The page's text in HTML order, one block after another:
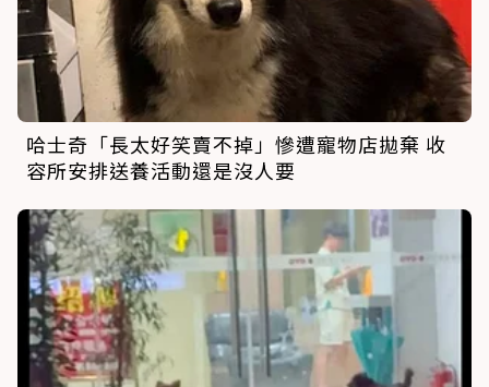
哈士奇「長太好笑賣不掉」慘遭寵物店拋棄 收
容所安排送養活動還是沒人要